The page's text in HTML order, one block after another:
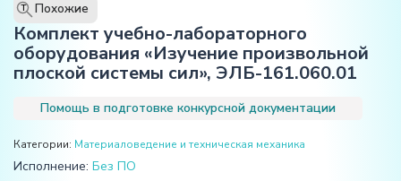
T Похожие
Комплект учебно-лабораторного
оборудования «Изучение произвольной
плоской системы сил», ЭЛБ-161.060.01
Помощь в подготовке конкурсной документации
Категории: Материаловедение и техническая механика
Исполнение: Без ПО